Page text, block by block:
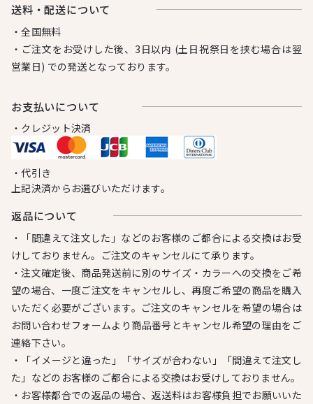
送料・配送について
・全国無料
・ご注文をお受けした後、3日以内 (土日祝祭日を挟む場合は翌
営業日) での発送となっております。
お⽀払いについて
・クレジット決済
・代引き
上記決済からお選びいただけます。
返品について
・「間違えて注文した」などのお客様のご都合による交換はお受
けしておりません。ご注文のキャンセルにて承ります。
・注文確定後、商品発送前に別のサイズ・カラーへの交換をご希
望の場合、一度ご注文をキャンセルし、再度ご希望の商品を購入
いただく必要がございます。ご注文のキャンセルを希望の場合は
お問い合わせフォームより商品番号とキャンセル希望の理由をご
連絡下さい。
・「イメージと違った」「サイズが合わない」「間違えて注文し
た」などのお客様のご都合による交換はお受けしておりません。
・お客様都合での返品の場合、返送料はお客様負担でお願いいた